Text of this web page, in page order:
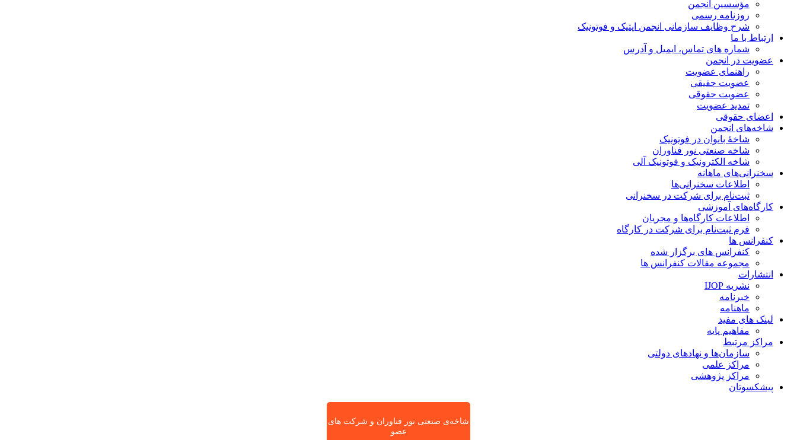
مؤسسین انجمن
روزنامه رسمی
شرح وظایف سازمانی انجمن اپتیک و فوتونیک
ارتباط با ما
شماره های تماس، ایمیل و آدرس
عضویت در انجمن
راهنمای عضویت
عضویت حقیقی
عضویت حقوقی
تمدید عضویت
اعضای حقوقی
شاخه‌های انجمن
شاخۀ بانوان در فوتونیک
شاخه صنعتی نور فناوران
شاخه‌ الکترونیک و فوتونیک آلی
سخنرانی‌های ماهانه
اطلاعات سخنرانی‌‌ها
ثبت‌نام برای شرکت در سخنرانی
کارگاه‌های آموزشی
اطلاعات کارگاه‌ها و مجریان
فرم ثبت‌نام برای شرکت در کارگاه
کنفرانس ها
کنفرانس های برگزار شده
مجموعه مقالات کنفرانس ها
انتشارات
نشریه IJOP
خبرنامه
ماهنامه
لینک های مفید
مفاهیم پایه
مراکز مرتبط
سازمان‌ها و نهادهای دولتی
مراکز علمی
مراکز پژوهشی
پیشکسوتان
شاخه‌ی صنعتی نور فناوران و شرکت های
عضو